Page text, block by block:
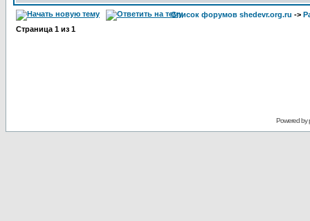
Список форумов shedevr.org.ru ->
Страница 1 из 1
Powered by